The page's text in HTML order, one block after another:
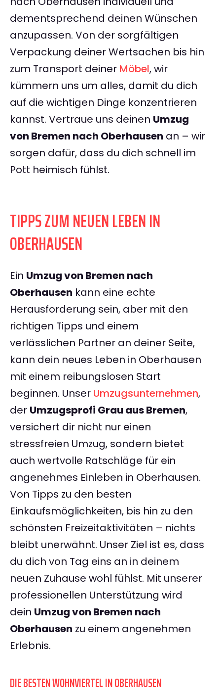
dementsprechend deinen Wünschen
anzupassen. Von der sorgfältigen
Verpackung deiner Wertsachen bis hin
zum Transport deiner Möbel, wir
kümmern uns um alles, damit du dich
auf die wichtigen Dinge konzentrieren
kannst. Vertraue uns deinen Umzug
von Bremen nach Oberhausen an – wir
sorgen dafür, dass du dich schnell im
Pott heimisch fühlst.
TIPPS ZUM NEUEN LEBEN IN
OBERHAUSEN
Ein Umzug von Bremen nach
Oberhausen kann eine echte
Herausforderung sein, aber mit den
richtigen Tipps und einem
verlässlichen Partner an deiner Seite,
kann dein neues Leben in Oberhausen
mit einem reibungslosen Start
beginnen. Unser Umzugsunternehmen,
der Umzugsprofi Grau aus Bremen,
versichert dir nicht nur einen
stressfreien Umzug, sondern bietet
auch wertvolle Ratschläge für ein
angenehmes Einleben in Oberhausen.
Von Tipps zu den besten
Einkaufsmöglichkeiten, bis hin zu den
schönsten Freizeitaktivitäten – nichts
bleibt unerwähnt. Unser Ziel ist es, dass
du dich von Tag eins an in deinem
neuen Zuhause wohl fühlst. Mit unserer
professionellen Unterstützung wird
dein Umzug von Bremen nach
Oberhausen zu einem angenehmen
Erlebnis.
DIE BESTEN WOHNVIERTEL IN OBERHAUSEN